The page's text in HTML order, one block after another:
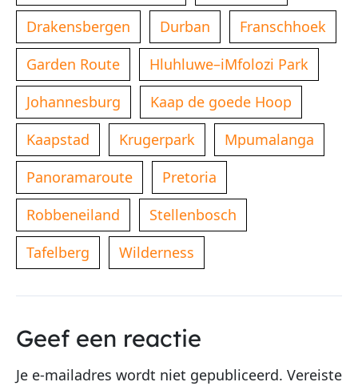
Drakensbergen
Durban
Franschhoek
Garden Route
Hluhluwe–iMfolozi Park
Johannesburg
Kaap de goede Hoop
Kaapstad
Krugerpark
Mpumalanga
Panoramaroute
Pretoria
Robbeneiland
Stellenbosch
Tafelberg
Wilderness
Geef een reactie
Je e-mailadres wordt niet gepubliceerd. Vereiste